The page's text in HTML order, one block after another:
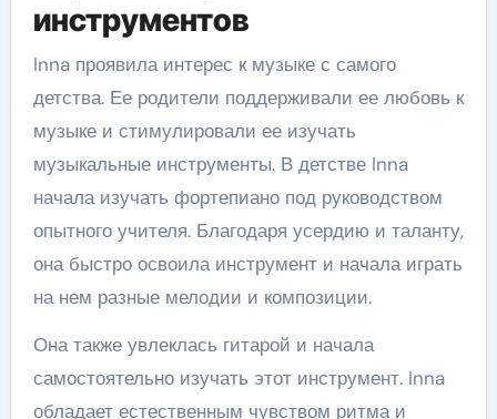
инструментов
Inna проявила интерес к музыке с самого
детства. Ее родители поддерживали ее любовь к
музыке и стимулировали ее изучать
музыкальные инструменты. В детстве Inna
начала изучать фортепиано под руководством
опытного учителя. Благодаря усердию и таланту,
она быстро освоила инструмент и начала играть
на нем разные мелодии и композиции.
Она также увлеклась гитарой и начала
самостоятельно изучать этот инструмент. Inna
обладает естественным чувством ритма и